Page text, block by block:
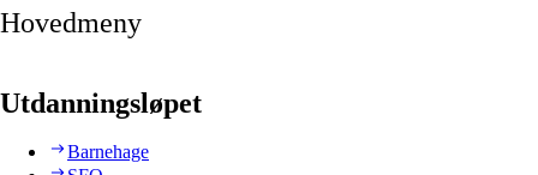
Hovedmeny
Utdanningsløpet
Barnehage